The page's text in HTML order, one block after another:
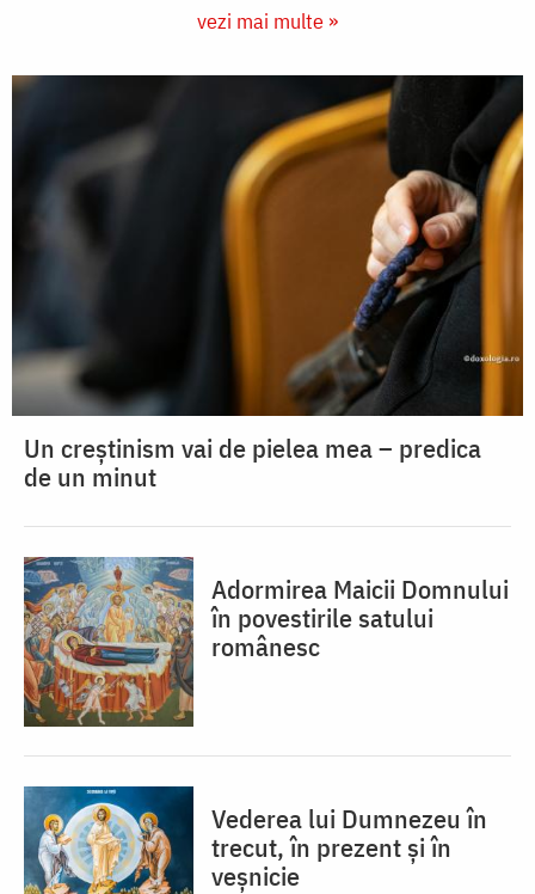
vezi mai multe »
Un creștinism vai de pielea mea – predica
de un minut
Adormirea Maicii Domnului
în povestirile satului
românesc
Vederea lui Dumnezeu în
trecut, în prezent și în
veșnicie